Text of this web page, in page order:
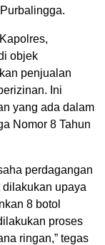
objek
penjualan
Ini
yang ada dalam
Nomor 8 Tahun
perdagangan
upaya
8 botol
proses
ringan,” tegas